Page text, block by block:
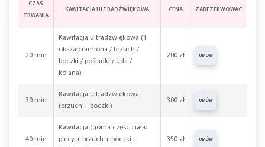
20 min
Kawitacja ultradźwiękowa (1
obszar: ramiona / brzuch /
boczki / pośladki / uda /
kolana)
200 zł UMÓW
30 min
Kawitacja ultradźwiękowa
(brzuch + boczki)
300 zł UMÓW
40 min
Kawitacja (górna część ciała:
plecy + brzuch + boczki +
350 zł UMÓW
CZAS
TRWANIA
KAWITACJA ULTRADŹWIĘKOWA CENA ZAREZERWOWAĆ